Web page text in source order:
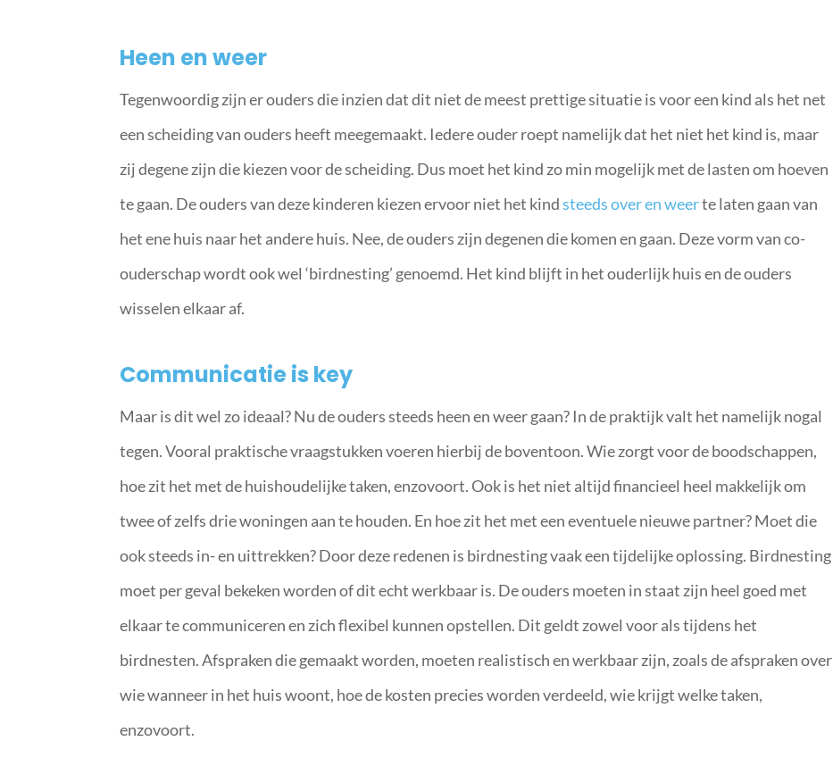
Heen en weer
Tegenwoordig zijn er ouders die inzien dat dit niet de meest prettige situatie is voor een kind als het net
een scheiding van ouders heeft meegemaakt. Iedere ouder roept namelijk dat het niet het kind is, maar
zij degene zijn die kiezen voor de scheiding. Dus moet het kind zo min mogelijk met de lasten om hoeven
te gaan. De ouders van deze kinderen kiezen ervoor niet het kindsteeds over en weerte laten gaan van
het ene huis naar het andere huis. Nee, de ouders zijn degenen die komen en gaan. Deze vorm van co-
ouderschap wordt ook wel ‘birdnesting’ genoemd. Het kind blijft in het ouderlijk huis en de ouders
wisselen elkaar af.
Communicatie is key
Maar is dit wel zo ideaal? Nu de ouders steeds heen en weer gaan? In de praktijk valt het namelijk nogal
tegen. Vooral praktische vraagstukken voeren hierbij de boventoon. Wie zorgt voor de boodschappen,
hoe zit het met de huishoudelijke taken, enzovoort. Ook is het niet altijd financieel heel makkelijk om
twee of zelfs drie woningen aan te houden. En hoe zit het met een eventuele nieuwe partner? Moet die
ook steeds in- en uittrekken? Door deze redenen is birdnesting vaak een tijdelijke oplossing. Birdnesting
moet per geval bekeken worden of dit echt werkbaar is. De ouders moeten in staat zijn heel goed met
elkaar te communiceren en zich flexibel kunnen opstellen. Dit geldt zowel voor als tijdens het
birdnesten. Afspraken die gemaakt worden, moeten realistisch en werkbaar zijn, zoals de afspraken over
wie wanneer in het huis woont, hoe de kosten precies worden verdeeld, wie krijgt welke taken,
enzovoort.